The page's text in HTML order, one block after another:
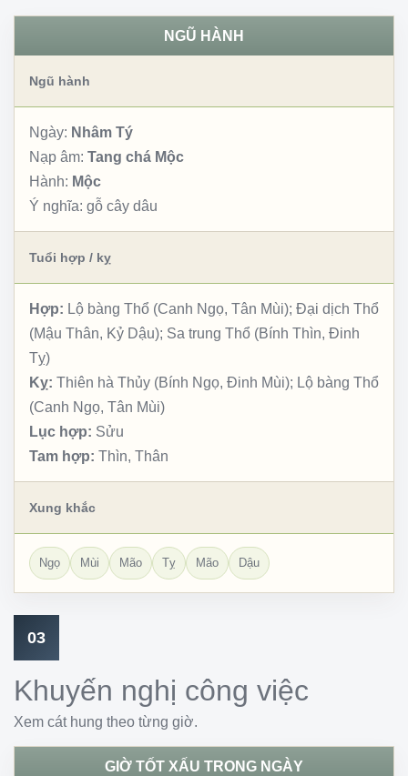
NGŨ HÀNH
Ngũ hành
Ngày: Nhâm Tý
Nạp âm: Tang chá Mộc
Hành: Mộc
Ý nghĩa: gỗ cây dâu
Tuổi hợp / kỵ
Hợp: Lộ bàng Thổ (Canh Ngọ, Tân Mùi); Đại dịch Thổ
(Mậu Thân, Kỷ Dậu); Sa trung Thổ (Bính Thìn, Đinh
Tỵ)
Kỵ: Thiên hà Thủy (Bính Ngọ, Đinh Mùi); Lộ bàng Thổ
(Canh Ngọ, Tân Mùi)
Lục hợp: Sửu
Tam hợp: Thìn, Thân
Xung khắc
Ngọ Mùi Mão Tỵ Mão Dậu
03
Khuyến nghị công việc
Xem cát hung theo từng giờ.
GIỜ TỐT XẤU TRONG NGÀY